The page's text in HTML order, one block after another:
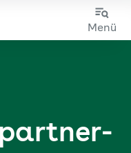
Menü